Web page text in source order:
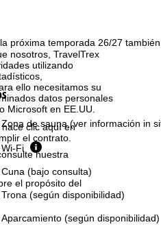
nosotros, TravelTrex
utilizando
ello necesitamos su
datos personales
en EE.UU.
clic aquí en
el contrato.
nuestra
el propósito del
próxima temporada 26/27
Zona de sauna (ver información in
Wi-Fi
Cuna (bajo consulta)
Trona (según disponibilidad)
Aparcamiento (según disponibilidad)